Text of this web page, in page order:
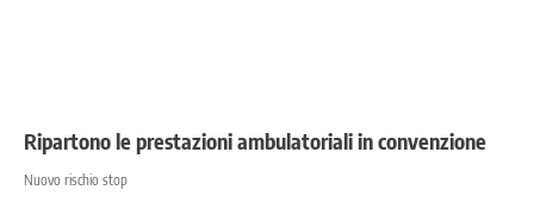
Ripartono le prestazioni ambulatoriali in convenzione
Nuovo rischio stop